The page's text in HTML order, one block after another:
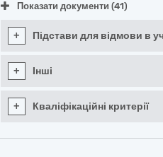
Показати документи (41)
+ Підстави для відмови в
+ Інші
+ Кваліфікаційні критерії